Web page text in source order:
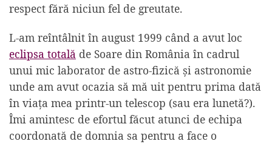
respect fără niciun fel de greutate.
L-am reîntâlnit în august 1999 când a avut loc
eclipsa totală de Soare din România în cadrul
unui mic laborator de astro-fizică și astronomie
unde am avut ocazia să mă uit pentru prima dată
în viața mea printr-un telescop (sau era lunetă?).
Îmi amintesc de efortul făcut atunci de echipa
coordonată de domnia sa pentru a face o